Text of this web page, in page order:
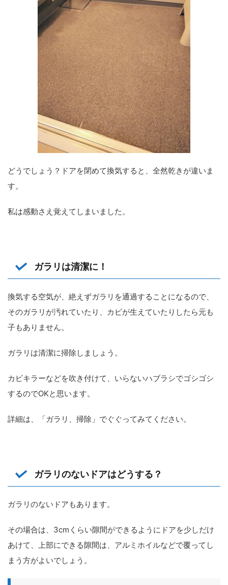
どうでしょう？ドアを閉めて換気すると、全然乾きが違いま
す。
私は感動さえ覚えてしまいました。
ガラリは清潔に！
換気する空気が、絶えずガラリを通過することになるので、
そのガラリが汚れていたり、カビが生えていたりしたら元も
子もありません。
ガラリは清潔に掃除しましょう。
カビキラーなどを吹き付けて、いらないハブラシでゴシゴシ
するのでOKと思います。
詳細は、「ガラリ、掃除」でぐぐってみてください。
ガラリのないドアはどうする？
ガラリのないドアもあります。
その場合は、3cmくらい隙間ができるようにドアを少しだけ
あけて、上部にできる隙間は、アルミホイルなどで覆ってし
まう方がよいでしょう。